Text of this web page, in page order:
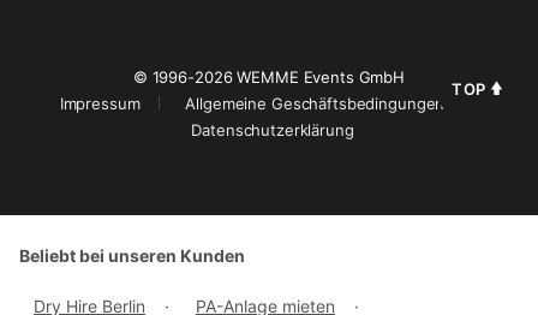
© 1996-2026 WEMME Events GmbH
Impressum
Allgemeine Geschäftsbedingungen
Datenschutzerklärung
TOP
Beliebt bei unseren Kunden
Dry Hire Berlin · PA-Anlage mieten ·